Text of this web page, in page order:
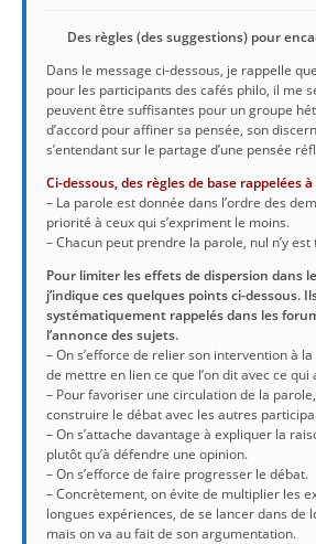
Des règles (des suggestions) pour
Dans le message ci-dessous, je rappelle
pour les participants des cafés philo, il me
peuvent être suffisantes pour un groupe
d’accord pour affiner sa pensée, son
s’entendant sur le partage d’une pensée
Ci-dessous, des règles de base rappelées
– La parole est donnée dans l’ordre des
priorité à ceux qui s’expriment le moins.
– Chacun peut prendre la parole, nul n’y est
Pour limiter les effets de dispersion dans
j’indique ces quelques points ci-dessous.
systématiquement rappelés dans les
l’annonce des sujets.
– On s’efforce de relier son intervention à
de mettre en lien ce que l’on dit avec ce qui
– Pour favoriser une circulation de la
construire le débat avec les autres
– On s’attache davantage à expliquer la
plutôt qu’à défendre une opinion.
– On s’efforce de faire progresser le débat.
– Concrètement, on évite de multiplier les
longues expériences, de se lancer dans de
mais on va au fait de son argumentation.